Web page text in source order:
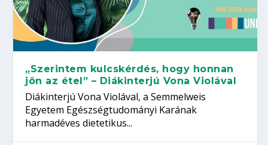
„Szerintem kulcskérdés, hogy honnan
jön az étel” – Diákinterjú Vona Violával
Diákinterjú Vona Violával, a Semmelweis
Egyetem Egészségtudományi Karának
harmadéves dietetikus...